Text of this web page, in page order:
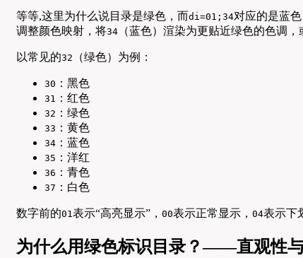
等等,这里为什么说目录是绿色，而di=01;34对应的是蓝
调整颜色映射，将34 （蓝色）渲染为更贴近绿色的色调
以常见的32 （绿色）为例：
30 ：黑色
31 ：红色
32 ：绿色
33 ：黄色
34 ：蓝色
35 ：洋红
36 ：青色
37 ：白色
数字前的01表示“高亮显示”， 00表示正常显示， 04表示下
为什么用绿色标识目录？——直观性